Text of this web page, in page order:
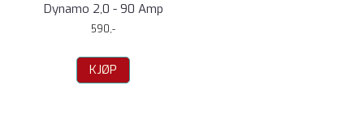
Dynamo 2,0 - 90 Amp
590,-
KJØP